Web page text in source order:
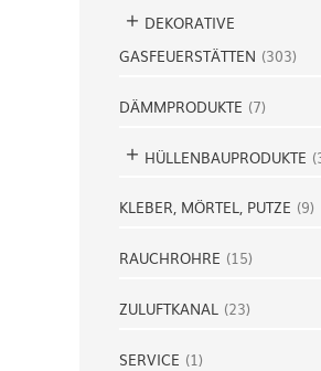
DEKORATIVE
GASFEUERSTÄTTEN (303)
DÄMMPRODUKTE (7)
HÜLLENBAUPRODUKTE (
KLEBER, MÖRTEL, PUTZE (9)
RAUCHROHRE (15)
ZULUFTKANAL (23)
SERVICE (1)